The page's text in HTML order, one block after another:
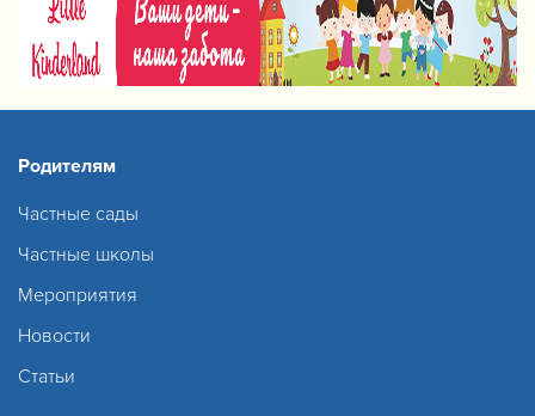
Родителям
Частные сады
Частные школы
Мероприятия
Новости
Статьи